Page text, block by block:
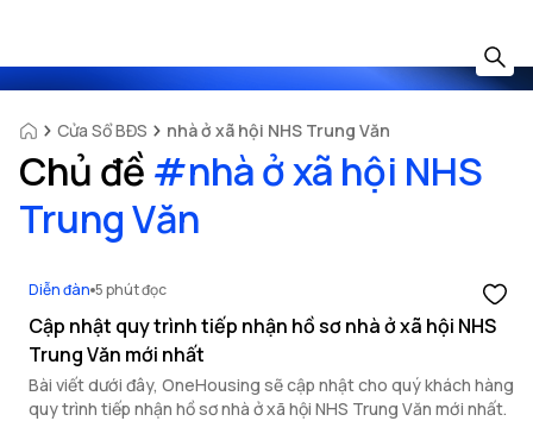
Cửa Sổ BĐS nhà ở xã hội NHS Trung Văn
Chủ đề #nhà ở xã hội NHS
Trung Văn
Diễn đàn 5 phút đọc
Cập nhật quy trình tiếp nhận hồ sơ nhà ở xã hội NHS
Trung Văn mới nhất
Bài viết dưới đây, OneHousing sẽ cập nhật cho quý khách hàng
quy trình tiếp nhận hồ sơ nhà ở xã hội NHS Trung Văn mới nhất.